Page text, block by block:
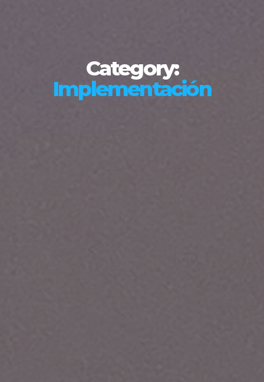
Category:
Implementación